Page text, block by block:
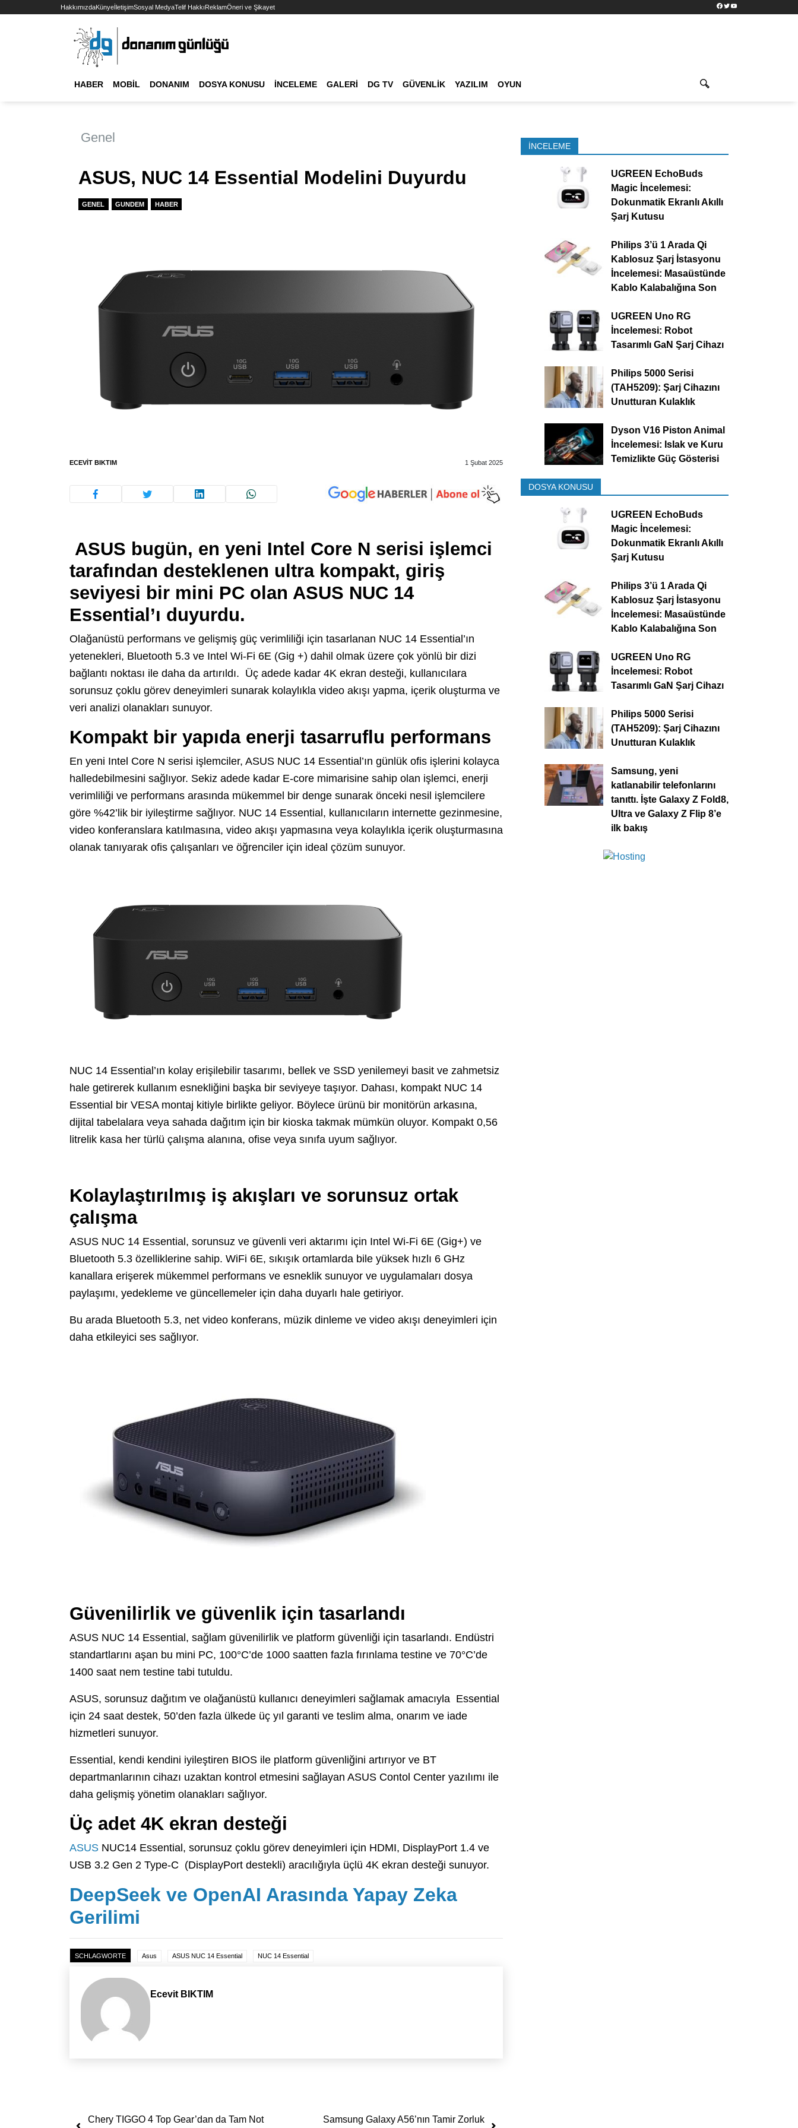
HakkımızdaKünyeİletişimSosyal MedyaTelif HakkıReklamÖneri ve Şikayet Facebook
TwitterYouTube
HABER MOBIL DONANIM DOSYA KONUSU İNCELEME GALERI DG TV GÜVENLIK YAZILIM OYUN
Genel
ASUS, NUC 14 Essential Modelini Duyurdu
GENEL GUNDEM HABER
ECEVIT BIKTIM 1 Şubat 2025
ASUS bugün, en yeni Intel Core N serisi işlemci
tarafından desteklenen ultra kompakt, giriş
seviyesi bir mini PC olan ASUS NUC 14
Essential’ı duyurdu.
Olağanüstü performans ve gelişmiş güç verimliliği için tasarlanan NUC 14 Essential’ın
yetenekleri, Bluetooth 5.3 ve Intel Wi-Fi 6E (Gig +) dahil olmak üzere çok yönlü bir dizi
bağlantı noktası ile daha da artırıldı. Üç adede kadar 4K ekran desteği, kullanıcılara
sorunsuz çoklu görev deneyimleri sunarak kolaylıkla video akışı yapma, içerik oluşturma ve
veri analizi olanakları sunuyor.
Kompakt bir yapıda enerji tasarruflu performans
En yeni Intel Core N serisi işlemciler, ASUS NUC 14 Essential’ın günlük ofis işlerini kolayca
halledebilmesini sağlıyor. Sekiz adede kadar E-core mimarisine sahip olan işlemci, enerji
verimliliği ve performans arasında mükemmel bir denge sunarak önceki nesil işlemcilere
göre %42’lik bir iyileştirme sağlıyor. NUC 14 Essential, kullanıcıların internette gezinmesine,
video konferanslara katılmasına, video akışı yapmasına veya kolaylıkla içerik oluşturmasına
olanak tanıyarak ofis çalışanları ve öğrenciler için ideal çözüm sunuyor.
NUC 14 Essential’ın kolay erişilebilir tasarımı, bellek ve SSD yenilemeyi basit ve zahmetsiz
hale getirerek kullanım esnekliğini başka bir seviyeye taşıyor. Dahası, kompakt NUC 14
Essential bir VESA montaj kitiyle birlikte geliyor. Böylece ürünü bir monitörün arkasına,
dijital tabelalara veya sahada dağıtım için bir kioska takmak mümkün oluyor. Kompakt 0,56
litrelik kasa her türlü çalışma alanına, ofise veya sınıfa uyum sağlıyor.
Kolaylaştırılmış iş akışları ve sorunsuz ortak
çalışma
ASUS NUC 14 Essential, sorunsuz ve güvenli veri aktarımı için Intel Wi-Fi 6E (Gig+) ve
Bluetooth 5.3 özelliklerine sahip. WiFi 6E, sıkışık ortamlarda bile yüksek hızlı 6 GHz
kanallara erişerek mükemmel performans ve esneklik sunuyor ve uygulamaları dosya
paylaşımı, yedekleme ve güncellemeler için daha duyarlı hale getiriyor.
Bu arada Bluetooth 5.3, net video konferans, müzik dinleme ve video akışı deneyimleri için
daha etkileyici ses sağlıyor.
Güvenilirlik ve güvenlik için tasarlandı
ASUS NUC 14 Essential, sağlam güvenilirlik ve platform güvenliği için tasarlandı. Endüstri
standartlarını aşan bu mini PC, 100°C’de 1000 saatten fazla fırınlama testine ve 70°C’de
1400 saat nem testine tabi tutuldu.
ASUS, sorunsuz dağıtım ve olağanüstü kullanıcı deneyimleri sağlamak amacıyla Essential
için 24 saat destek, 50’den fazla ülkede üç yıl garanti ve teslim alma, onarım ve iade
hizmetleri sunuyor.
Essential, kendi kendini iyileştiren BIOS ile platform güvenliğini artırıyor ve BT
departmanlarının cihazı uzaktan kontrol etmesini sağlayan ASUS Contol Center yazılımı ile
daha gelişmiş yönetim olanakları sağlıyor.
Üç adet 4K ekran desteği
ASUS NUC14 Essential, sorunsuz çoklu görev deneyimleri için HDMI, DisplayPort 1.4 ve
USB 3.2 Gen 2 Type-C (DisplayPort destekli) aracılığıyla üçlü 4K ekran desteği sunuyor.
DeepSeek ve OpenAI Arasında Yapay Zeka
Gerilimi
SCHLAGWORTE Asus ASUS NUC 14 Essential NUC 14 Essential
Ecevit BIKTIM
Yazı dolaşımı
Chery TIGGO 4 Top Gear’dan da Tam Not Samsung Galaxy A56’nın Tamir Zorluk
İNCELEME
UGREEN EchoBuds
Magic İncelemesi:
Dokunmatik Ekranlı Akıllı
Şarj Kutusu
Philips 3’ü 1 Arada Qi
Kablosuz Şarj İstasyonu
İncelemesi: Masaüstünde
Kablo Kalabalığına Son
UGREEN Uno RG
İncelemesi: Robot
Tasarımlı GaN Şarj Cihazı
Philips 5000 Serisi
(TAH5209): Şarj Cihazını
Unutturan Kulaklık
Dyson V16 Piston Animal
İncelemesi: Islak ve Kuru
Temizlikte Güç Gösterisi
DOSYA KONUSU
UGREEN EchoBuds
Magic İncelemesi:
Dokunmatik Ekranlı Akıllı
Şarj Kutusu
Philips 3’ü 1 Arada Qi
Kablosuz Şarj İstasyonu
İncelemesi: Masaüstünde
Kablo Kalabalığına Son
UGREEN Uno RG
İncelemesi: Robot
Tasarımlı GaN Şarj Cihazı
Philips 5000 Serisi
(TAH5209): Şarj Cihazını
Unutturan Kulaklık
Samsung, yeni
katlanabilir telefonlarını
tanıttı. İşte Galaxy Z Fold8,
Ultra ve Galaxy Z Flip 8’e
ilk bakış